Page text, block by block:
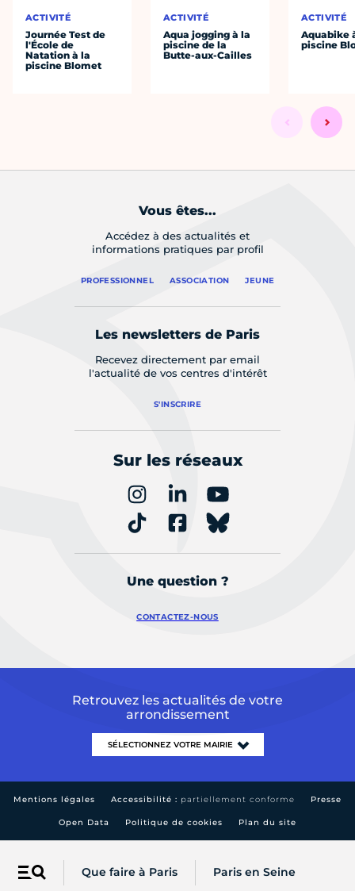
Menu Que faire à Paris Paris en Seine
ACTIVITÉ
Journée Test de
l'École de
Natation à la
piscine Blomet
ACTIVITÉ
Aqua jogging à la
piscine de la
Butte-aux-Cailles
ACTIVITÉ
Aquabike
piscine
Vous êtes...
Accédez à des actualités et
informations pratiques par profil
PROFESSIONNEL ASSOCIATION JEUNE
Les newsletters de Paris
Recevez directement par email
l'actualité de vos centres d'intérêt
S'INSCRIRE
Sur les réseaux
Une question ?
CONTACTEZ-NOUS
Retrouvez les actualités de votre
arrondissement
Mentions légales Accessibilité : partiellement conforme Presse
Open Data Politique de cookies Plan du site